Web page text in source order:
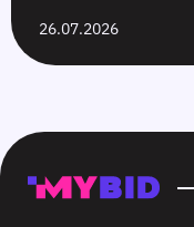
26.07.2026